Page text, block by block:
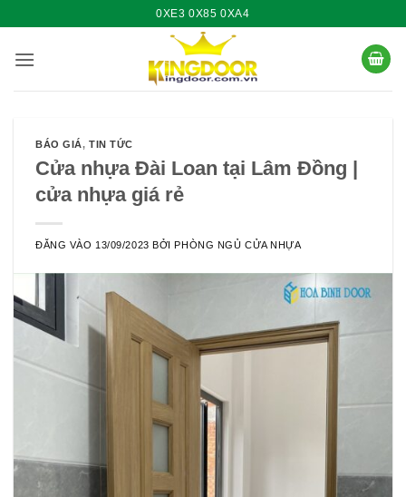
nội
0XE3 0X85 0XA4
BÁO GIÁ,TIN TỨC
Cửa nhựa Đài Loan tại Lâm Đồng |
cửa nhựa giá rẻ
ĐĂNG VÀO 13/09/2023 BỞIPHÒNG NGỦ CỬA NHỰA